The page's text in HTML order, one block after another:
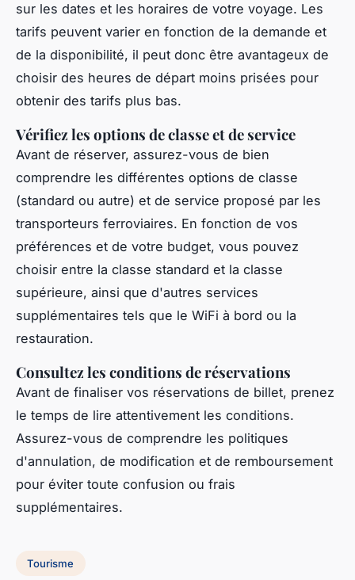
sur les dates et les horaires de votre voyage. Les
tarifs peuvent varier en fonction de la demande et
de la disponibilité, il peut donc être avantageux de
choisir des heures de départ moins prisées pour
obtenir des tarifs plus bas.
Vérifiez les options de classe et de service
Avant de réserver, assurez-vous de bien
comprendre les différentes options de classe
(standard ou autre) et de service proposé par les
transporteurs ferroviaires. En fonction de vos
préférences et de votre budget, vous pouvez
choisir entre la classe standard et la classe
supérieure, ainsi que d'autres services
supplémentaires tels que le WiFi à bord ou la
restauration.
Consultez les conditions de réservations
Avant de finaliser vos réservations de billet, prenez
le temps de lire attentivement les conditions.
Assurez-vous de comprendre les politiques
d'annulation, de modification et de remboursement
pour éviter toute confusion ou frais
supplémentaires.
Tourisme